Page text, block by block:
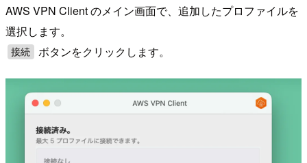
AWS VPN Client のメイン画面で、追加したプロファイルを
選択します。
接続 ボタンをクリックします。